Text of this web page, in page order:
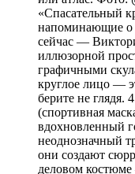
«Спасательный
напоминающие о
сейчас —
иллюзорной
графичными
круглое лицо —
берите не глядя.
(спортивная
вдохновленный
неоднозначный
они создают
деловом